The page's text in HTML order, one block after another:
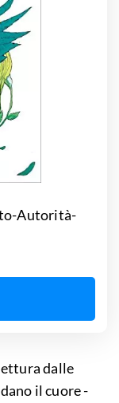
Autorità-
dalle
il cuore -